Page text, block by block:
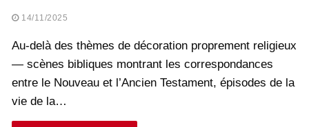
14/11/2025
Au-delà des thèmes de décoration proprement religieux
— scènes bibliques montrant les correspondances
entre le Nouveau et l’Ancien Testament, épisodes de la
vie de la…